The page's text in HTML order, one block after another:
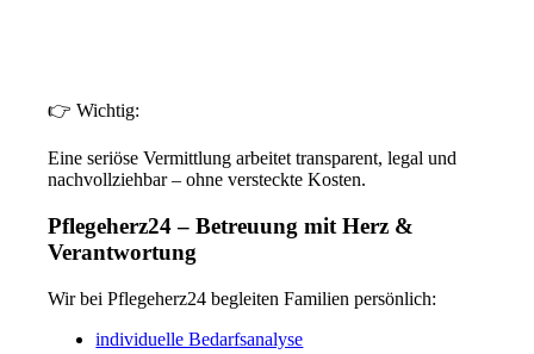
👉 Wichtig:
Eine seriöse Vermittlung arbeitettransparent, legal und
nachvollziehbar– ohne versteckte Kosten.
Pflegeherz24 – Betreuung mit Herz &
Verantwortung
Wir beiPflegeherz24 begleiten Familien persönlich:
individuelle Bedarfsanalyse